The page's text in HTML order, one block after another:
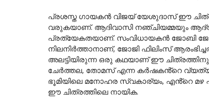
പ്രശസ്ത ഗായകൻ വിജയ് യേശുദാസ് ഈ
വരുകയാണ്. ആദിവാസി നഞ്ചിയമ്മയും
പ്രത്യേകതയാണ്. സംവിധായകൻ ജോബി
നിലനിർത്താനാണ്, ജോജി ഫിലിംസ്
അലട്ടിയിരുന്ന ഒരു കഥയാണ് ഈ ചിത്രത്തിനു
ചേർത്തല, തോമസ് എന്ന കർഷകൻ്റെ
ഭൂമിയിലെ മനോഹര സ്വകാര്യം, എൻ്റെ മഴ
ഈ ചിത്രത്തിലെ നായിക.